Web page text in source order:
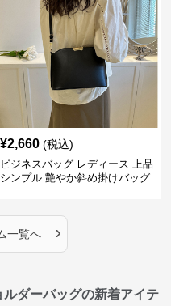
¥2,660 (税込)
ビジネスバッグ レディース 上品
シンプル 艶やか斜め掛けバッグ
一覧へ ›
ダーバッグの新着アイテ